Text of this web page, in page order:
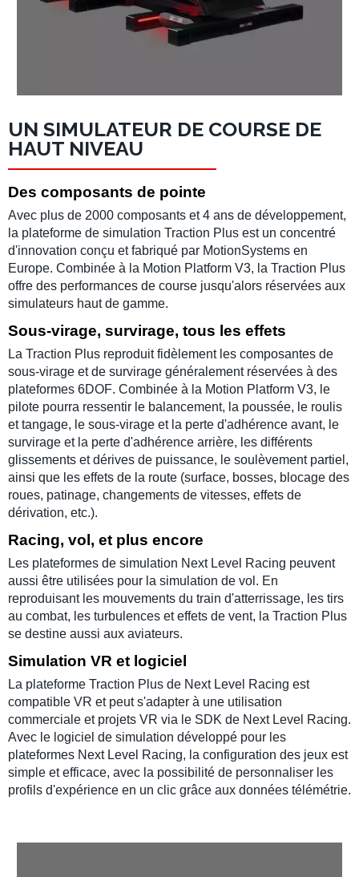
UN SIMULATEUR DE COURSE DE
HAUT NIVEAU
Des composants de pointe
Avec plus de 2000 composants et 4 ans de développement,
la plateforme de simulation Traction Plus est un concentré
d'innovation conçu et fabriqué par MotionSystems en
Europe. Combinée à la Motion Platform V3, la Traction Plus
offre des performances de course jusqu'alors réservées aux
simulateurs haut de gamme.
Sous-virage, survirage, tous les effets
La Traction Plus reproduit fidèlement les composantes de
sous-virage et de survirage généralement réservées à des
plateformes 6DOF. Combinée à la Motion Platform V3, le
pilote pourra ressentir le balancement, la poussée, le roulis
ettangage, le sous-virage et la perte d'adhérence avant, le
survirage et la perte d'adhérence arrière, les différents
glissements etdérives de puissance, le soulèvement partiel ,
ainsi que les effets de la route (surface, bosses, blocage des
roues, patinage, changements de vitesses, effets de
dérivation, etc.).
Racing, vol, et plus encore
Les plateformes de simulation Next Level Racing peuvent
aussi être utilisées pour la simulation de vol . En
reproduisant les mouvements du train d'atterrissage, les tirs
au combat, les turbulences eteffets de vent, la Traction Plus
se destine aussi aux aviateurs.
Simulation VR et logiciel
La plateforme Traction Plus de Next Level Racing est
compatible VR et peut s'adapter à une utilisation
commerciale etprojets VR via le SDK de Next Level Racing.
Avec le logiciel de simulation développé pour les
plateformes Next Level Racing, la configuration des jeux est
simple et efficace, avec la possibilité de personnaliser les
profils d'expérience en un clic grâce aux données télémétrie.